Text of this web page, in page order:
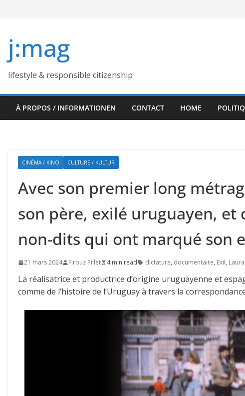
j:mag
lifestyle & responsible citizenship
À PROPOS / INFORMATIONEN CONTACT HOME
CINÉMA / KINO CULTURE / KULTUR
Avec son premier long
son père, exilé uruguayen, et
non-dits qui ont marqué son
21 mars 2024 Firouz Pillet 4 min read dictature, documentaire, Exil,
La réalisatrice et productrice d’origine uruguayenne et
comme de l’histoire de l’Uruguay à travers la